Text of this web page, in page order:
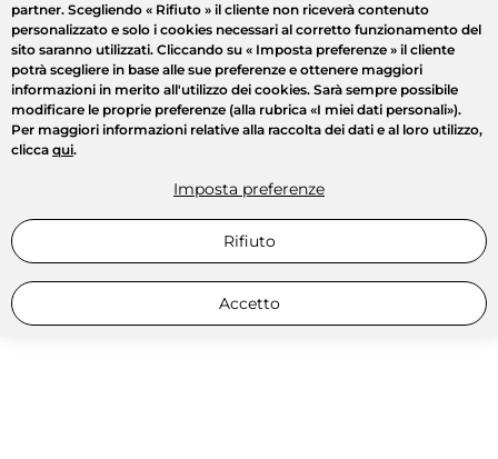
partner. Scegliendo « Rifiuto » il cliente non riceverà contenuto
personalizzato e solo i cookies necessari al corretto funzionamento del
sito saranno utilizzati. Cliccando su « Imposta preferenze » il cliente
potrà scegliere in base alle sue preferenze e ottenere maggiori
informazioni in merito all'utilizzo dei cookies. Sarà sempre possibile
modificare le proprie preferenze (alla rubrica «I miei dati personali»).
Per maggiori informazioni relative alla raccolta dei dati e al loro utilizzo,
clicca qui.
Imposta preferenze
Rifiuto
Accetto